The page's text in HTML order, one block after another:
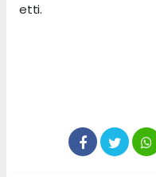
etti.